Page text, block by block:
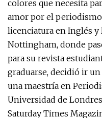
colores que necesita
amor por el
licenciatura en Inglés y
Nottingham, donde
para su revista
graduarse, decidió ir
una maestría en
Universidad de
Saturday Times